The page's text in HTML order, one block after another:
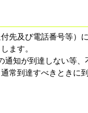
先及び電話番号等）
ます。
知が到達しない等、
常到達すべきときに